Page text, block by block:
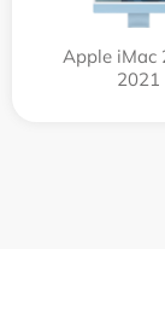
Apple iMac
2021